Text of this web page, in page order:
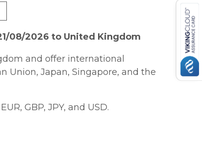
wie literarischer Felder,
der
Politischen veranschaulichen.
08/2026 to United Kingdom
and offer international
Union, Japan, Singapore, and the
GBP, JPY, and USD.